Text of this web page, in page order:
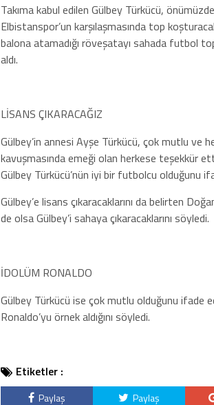
Takıma kabul edilen Gülbey Türkücü,
Elbistanspor’un karşılaşmasında top
balona atamadığı röveşatayı sahada futbol
aldı.
LİSANS ÇIKARACAĞIZ
Gülbey’in annesi Ayşe Türkücü, çok mutlu ve
kavuşmasında emeği olan herkese teşekkür
Gülbey Türkücü’nün iyi bir futbolcu olduğunu
Gülbey’e lisans çıkaracaklarını da belirten
de olsa Gülbey’i sahaya çıkaracaklarını söyledi.
İDOLÜM RONALDO
Gülbey Türkücü ise çok mutlu olduğunu ifade
Ronaldo’yu örnek aldığını söyledi.
Etiketler :
Paylaş Paylaş